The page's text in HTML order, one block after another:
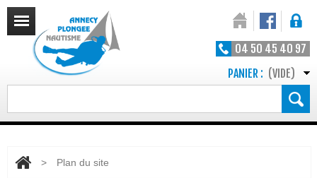
04 50 45 40 97
PANIER : (VIDE)
> Plan du site